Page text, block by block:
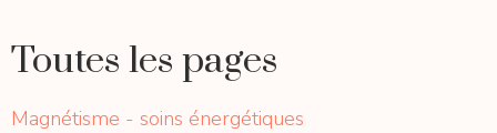
Toutes les pages
Magnétisme - soins énergétiques